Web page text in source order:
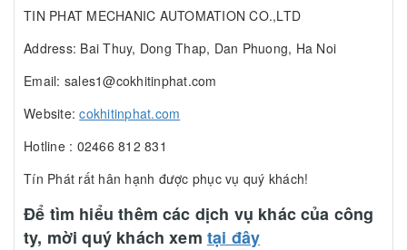
TIN PHAT MECHANIC AUTOMATION CO.,LTD
Address: Bai Thuy, Dong Thap, Dan Phuong, Ha Noi
Email: sales1@cokhitinphat.com
Website:cokhitinphat.com
Hotline : 02466 812 831
Tín Phát rất hân hạnh được phục vụ quý khách!
Để tìm hiểu thêm các dịch vụ khác của công
ty, mời quý khách xem tại đây